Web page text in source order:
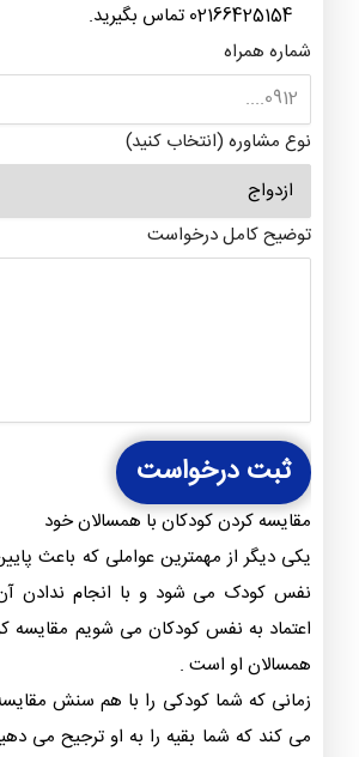
02166425154 تماس بگیرید.
شماره همراه
نوع مشاوره (انتخاب کنید)
توضیح کامل درخواست
ثبت درخواست
مقایسه کردن کودکان با همسالان خود
یکی دیگر از مهمترین عواملی که باعث
نفس کودک می شود و با انجام ندادن آن
اعتماد به نفس کودکان می شویم مقایسه
همسالان او است .
زمانی که شما کودکی را با هم سنش
می کند که شما بقیه را به او ترجیح می